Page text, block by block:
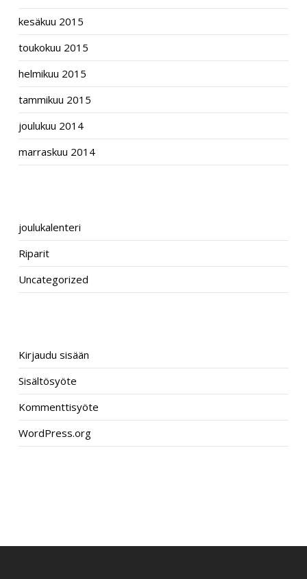
kesäkuu 2015
toukokuu 2015
helmikuu 2015
tammikuu 2015
joulukuu 2014
marraskuu 2014
joulukalenteri
Riparit
Uncategorized
Kirjaudu sisään
Sisältösyöte
Kommenttisyöte
WordPress.org